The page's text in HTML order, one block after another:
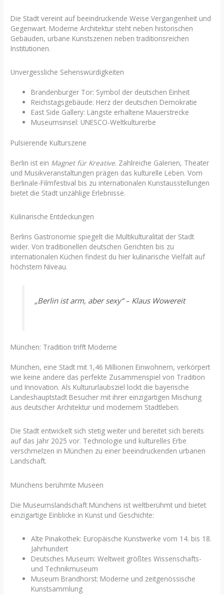
Die Stadt vereint auf beeindruckende Weise Vergangenheit und
Gegenwart. Moderne Architektur steht neben historischen
Gebäuden, urbane Kunstszenen neben traditionsreichen
Institutionen.
Unvergessliche Sehenswürdigkeiten
Brandenburger Tor: Symbol der deutschen Einheit
Reichstagsgebäude: Herz der deutschen Demokratie
East Side Gallery: Längste erhaltene Mauerstrecke
Museumsinsel: UNESCO-Weltkulturerbe
Pulsierende Kulturszene
Berlin ist ein Magnet für Kreative. Zahlreiche Galerien, Theater
und Musikveranstaltungen prägen das kulturelle Leben. Vom
Berlinale-Filmfestival bis zu internationalen Kunstausstellungen
bietet die Stadt unzählige Erlebnisse.
Kulinarische Entdeckungen
Berlins Gastronomie spiegelt die Multikulturalität der Stadt
wider. Von traditionellen deutschen Gerichten bis zu
internationalen Küchen findest du hier kulinarische Vielfalt auf
höchstem Niveau.
„Berlin ist arm, aber sexy“ – Klaus Wowereit
München: Tradition trifft Moderne
München, eine Stadt mit 1,46 Millionen Einwohnern, verkörpert
wie keine andere das perfekte Zusammenspiel von Tradition
und Innovation. Als Kultururlaubsziel lockt die bayerische
Landeshauptstadt Besucher mit ihrer einzigartigen Mischung
aus deutscher Architektur und modernem Stadtleben.
Die Stadt entwickelt sich stetig weiter und bereitet sich bereits
auf das Jahr 2025 vor. Technologie und kulturelles Erbe
verschmelzen in München zu einer beeindruckenden urbanen
Landschaft.
Münchens berühmte Museen
Die Museumslandschaft Münchens ist weltberühmt und bietet
einzigartige Einblicke in Kunst und Geschichte:
Alte Pinakothek: Europäische Kunstwerke vom 14. bis 18.
Jahrhundert
Deutsches Museum: Weltweit größtes Wissenschafts-
und Technikmuseum
Museum Brandhorst: Moderne und zeitgenössische
Kunstsammlung